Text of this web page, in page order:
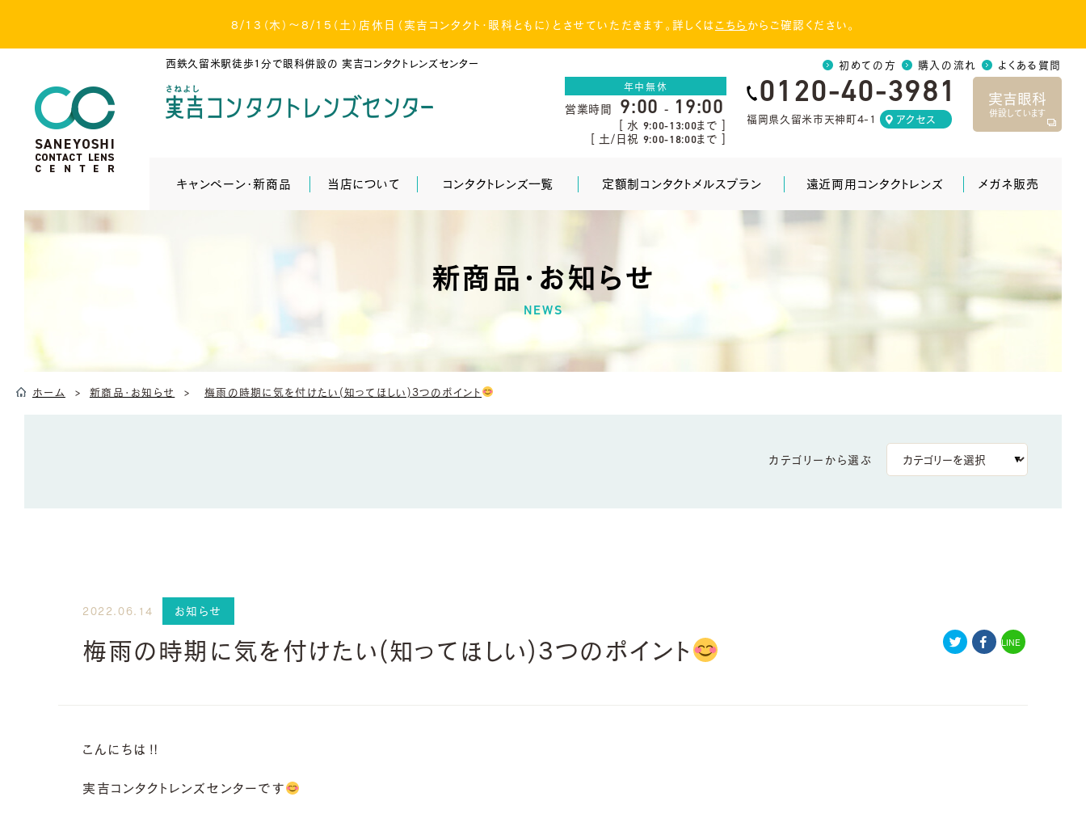
8/13（木）～8/15（土）店休日（実吉コンタクト・眼科ともに）とさせていただきます。詳しくは こちら からご確認ください。
西鉄久留米駅徒歩1分で眼科併設の 実吉コンタクトレンズセンター 初めての方 購入の流れ よくある質問
キャンペーン・新商品 当店について コンタクトレンズ一覧 定額制コンタクトメルスプラン 遠近両用コンタクトレンズ メガネ販売
年中無休
営業時間 9:00 - 19:00
[ 水 9:00-13:00まで ]
[ 土/日祝 9:00-18:00まで ]
0120-40-3981
福岡県久留米市天神町4-1 アクセス
実吉眼科
併設しています
新商品・お知らせ
NEWS
ホーム 新商品・お知らせ 梅雨の時期に気を付けたい(知ってほしい)3つのポイント
カテゴリーから選ぶ
2022.06.14 お知らせ
梅雨の時期に気を付けたい(知ってほしい)3つのポイント LINE
こんにちは‼
実吉コンタクトレンズセンターです